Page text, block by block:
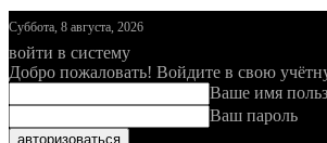
Суббота, 8 августа, 2026
войти в систему
Добро пожаловать! Войдите в свою
Ваше имя
Ваш пароль